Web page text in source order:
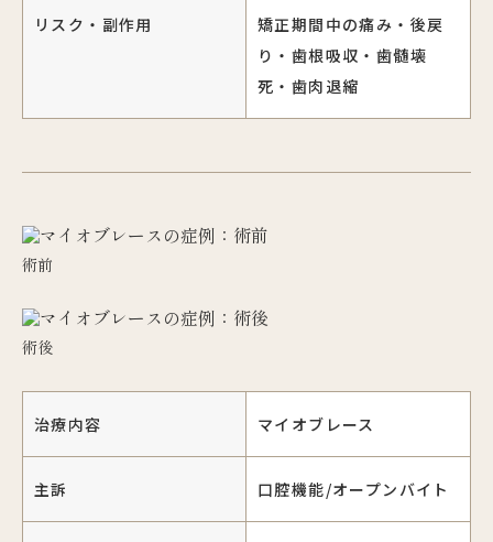
リスク・副作用
矯正期間中の痛み・後戻
り・歯根吸収・歯髄壊
死・歯肉退縮
術前
術後
治療内容 マイオブレース
主訴 口腔機能/オープンバイト